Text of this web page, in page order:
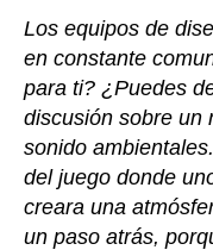
Los equipos de
en constante
para ti? ¿Puedes
discusión sobre un
sonido
del juego donde
creara una
un paso atrás,